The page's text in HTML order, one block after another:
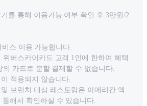
를 통해 이용가능 여부 확인 후 3만원/2
스 이용 가능합니다.
버스카이카드 고객 1인에 한하여 혜택
의 카드로 분할 결제할 수 없습니다.
적용되지 않습니다.
브런치 대상 레스토랑은 아메리칸 엑
통해서 확인하실 수 있습니다.